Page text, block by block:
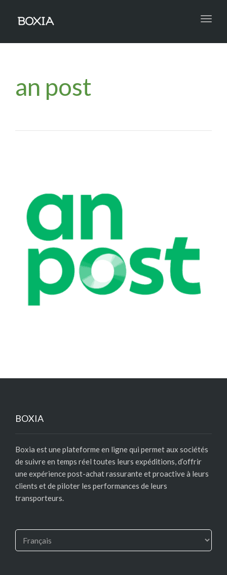
an post
BOXIA
Boxia est une plateforme en ligne qui permet aux sociétés
de suivre en temps réel toutes leurs expéditions, d’offrir
une expérience post-achat rassurante et proactive à leurs
clients et de piloter les performances de leurs
transporteurs.